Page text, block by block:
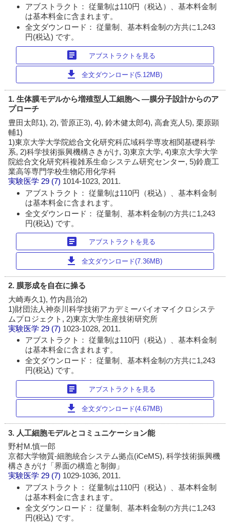
アブストラクト： 従量制は110円（税込）、基本料金制
は基本料金に含まれます。
全文ダウンロード： 従量制、基本料金制の方共に1,243
円(税込) です。
article アブストラクトを見る
download 全文ダウンロード(5.12MB)
1. 生体膜モデルから増殖型人工細胞へ ―膜分子設計からのア
プローチ
豊田太郎1), 2), 菅原正3), 4), 鈴木健太郎4), 高倉克人5), 栗原顕
輔1)
1)東京大学大学院総合文化研究科広域科学専攻相関基礎科学
系, 2)科学技術振興機構さきがけ, 3)東京大学, 4)東京大学大学
院総合文化研究科複雑系生命システム研究センター, 5)鈴鹿工
業高等専門学校生物応用化学科
実験医学 29 (7) 1014-1023, 2011.
アブストラクト： 従量制は110円（税込）、基本料金制
は基本料金に含まれます。
全文ダウンロード： 従量制、基本料金制の方共に1,243
円(税込) です。
article アブストラクトを見る
download 全文ダウンロード(7.36MB)
2. 膜形成を自在に操る
大崎寿久1), 竹内昌治2)
1)財団法人神奈川科学技術アカデミーバイオマイクロシステ
ムプロジェクト, 2)東京大学生産技術研究所
実験医学 29 (7) 1023-1028, 2011.
アブストラクト： 従量制は110円（税込）、基本料金制
は基本料金に含まれます。
全文ダウンロード： 従量制、基本料金制の方共に1,243
円(税込) です。
article アブストラクトを見る
download 全文ダウンロード(4.67MB)
3. 人工細胞モデルとコミュニケーション能
野村M.慎一郎
京都大学物質-細胞統合システム拠点(iCeMS), 科学技術振興機
構さきがけ「界面の構造と制御」
実験医学 29 (7) 1029-1036, 2011.
アブストラクト： 従量制は110円（税込）、基本料金制
は基本料金に含まれます。
全文ダウンロード： 従量制、基本料金制の方共に1,243
円(税込) です。